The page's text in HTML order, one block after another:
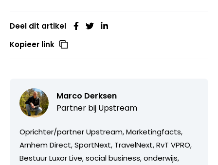
Deel dit artikel
Kopieer link
Marco Derksen
Partner bij Upstream
Oprichter/partner Upstream, Marketingfacts,
Arnhem Direct, SportNext, TravelNext, RvT VPRO,
Bestuur Luxor Live, social business, onderwijs,